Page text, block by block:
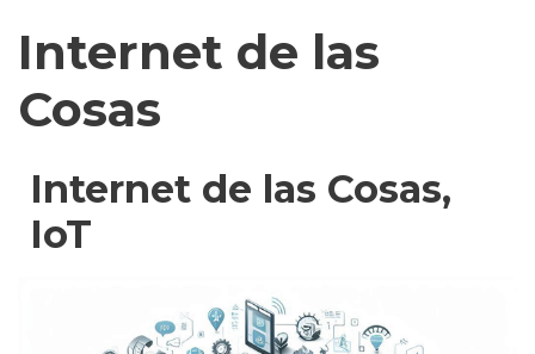
Internet de las
Cosas
Internet de las Cosas,
IoT